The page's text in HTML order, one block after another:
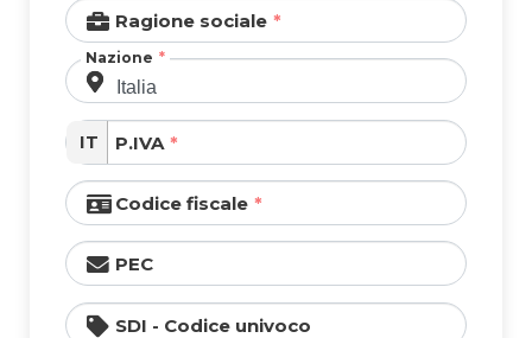
Ragione sociale
Nazione
IT P.IVA
Codice fiscale
PEC
SDI - Codice univoco